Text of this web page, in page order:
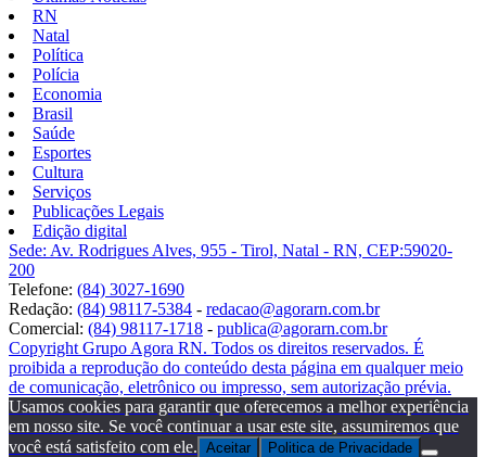
RN
Natal
Política
Polícia
Economia
Brasil
Saúde
Esportes
Cultura
Serviços
Publicações Legais
Edição digital
Sede: Av. Rodrigues Alves, 955 - Tirol, Natal - RN, CEP:59020-
200
Telefone: (84) 3027-1690
Redação: (84) 98117-5384 - redacao@agorarn.com.br
Comercial: (84) 98117-1718 - publica@agorarn.com.br
Copyright Grupo Agora RN. Todos os direitos reservados. É
proibida a reprodução do conteúdo desta página em qualquer meio
de comunicação, eletrônico ou impresso, sem autorização prévia.
Usamos cookies para garantir que oferecemos a melhor experiência
em nosso site. Se você continuar a usar este site, assumiremos que
você está satisfeito com ele. Aceitar Politica de Privacidade